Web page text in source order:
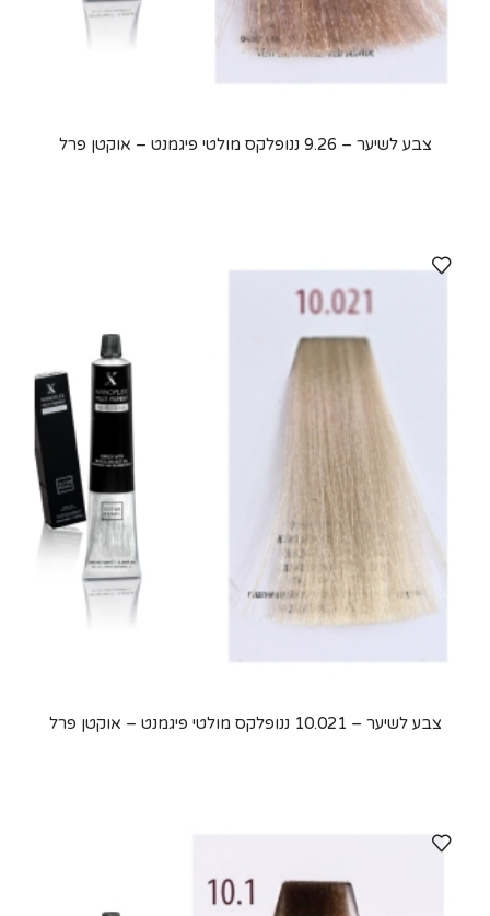
צבע לשיער – 9.26 ננופלקס מולטי פיגמנט – אוקטן פרל
צבע לשיער – 10.021 ננופלקס מולטי פיגמנט – אוקטן פרל